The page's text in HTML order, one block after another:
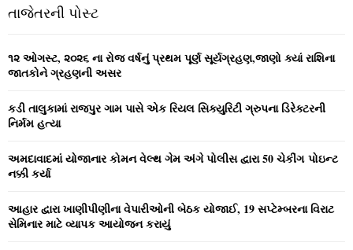
h
o
r
C
તાજેતરની પોસ્ટ
૧૨ ઓગસ્ટ, ૨૦૨૬ ના રોજ વર્ષનું પ્રથમ પૂર્ણ સૂર્યગ્રહણ,જાણો ક્યાં રાશિના
જાતકોને ગ્રહણની અસર
કડી તાલુકામાં રાજપુર ગામ પાસે એક રિયલ સિક્યુરિટી ગ્રુપના ડિરેક્ટરની
નિર્મમ હત્યા
અમદાવાદમાં યોજાનાર કોમન વેલ્‍થ ગેમ અંગે પોલીસ દ્વારા 50 ચેકીંગ પોઇન્‍ટ
નક્કી કર્યા
આહાર દ્વારા ખાણીપીણીના વેપારીઓની બેઠક યોજાઈ, 19 સપ્ટેમ્બરના વિરાટ
સેમિનાર માટે વ્યાપક આયોજન કરાયું